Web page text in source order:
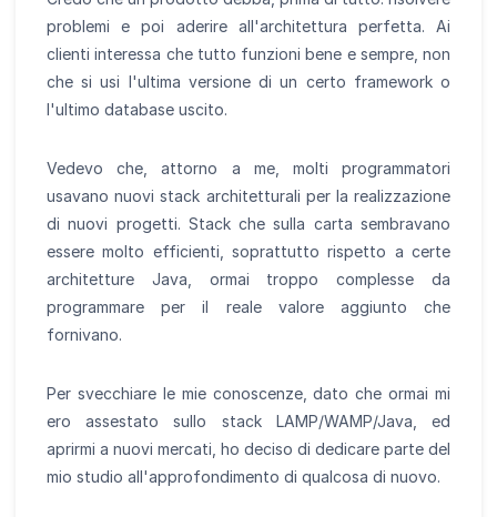
problemi e poi aderire all'architettura perfetta. Ai
clienti interessa che tutto funzioni bene e sempre, non
che si usi l'ultima versione di un certo framework o
l'ultimo database uscito.
Vedevo che, attorno a me, molti programmatori
usavano nuovi stack architetturali per la realizzazione
di nuovi progetti. Stack che sulla carta sembravano
essere molto efficienti, soprattutto rispetto a certe
architetture Java, ormai troppo complesse da
programmare per il reale valore aggiunto che
fornivano.
Per svecchiare le mie conoscenze, dato che ormai mi
ero assestato sullo stack LAMP/WAMP/Java, ed
aprirmi a nuovi mercati, ho deciso di dedicare parte del
mio studio all'approfondimento di qualcosa di nuovo.